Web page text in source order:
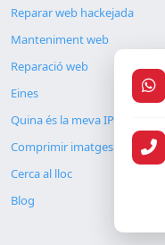
Reparar web hackejada
Manteniment web
Reparació web
Eines
Quina és la meva IP
Comprimir imatges
Cerca al lloc
Blog